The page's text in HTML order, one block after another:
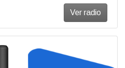
Ver radio